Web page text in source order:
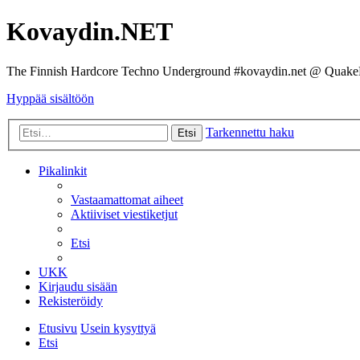
Kovaydin.NET
The Finnish Hardcore Techno Underground #kovaydin.net @
Hyppää sisältöön
Etsi Tarkennettu haku
Pikalinkit
Vastaamattomat aiheet
Aktiiviset viestiketjut
Etsi
UKK
Kirjaudu sisään
Rekisteröidy
Etusivu Usein kysyttyä
Etsi